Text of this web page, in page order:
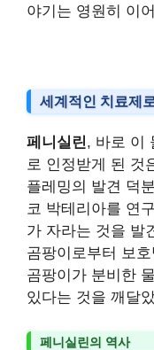
야기는 영원히 이
세계적인 치료제
페니실린, 바로 이
로 인정받게 된 것
플레밍의 발견 덕
코 박테리아를 연
가 자라는 것을 발
곰팡이로부터 보
곰팡이가 분비한
있다는 것을 깨달
페니실린의 역사